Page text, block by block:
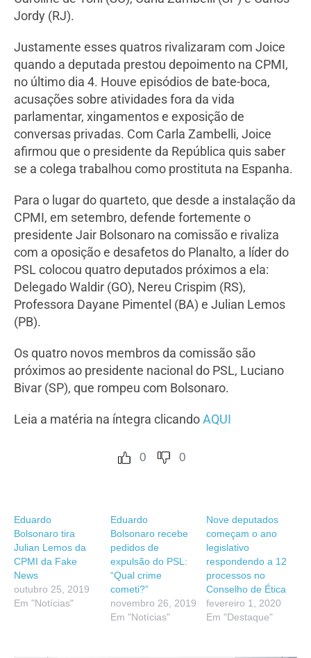
Jordy (RJ).
Justamente esses quatros rivalizaram com Joice
quando a deputada prestou depoimento na CPMI,
no último dia 4. Houve episódios de bate-boca,
acusações sobre atividades fora da vida
parlamentar, xingamentos e exposição de
conversas privadas. Com Carla Zambelli, Joice
afirmou que o presidente da República quis saber
se a colega trabalhou como prostituta na Espanha.
Para o lugar do quarteto, que desde a instalação da
CPMI, em setembro, defende fortemente o
presidente Jair Bolsonaro na comissão e rivaliza
com a oposição e desafetos do Planalto, a líder do
PSL colocou quatro deputados próximos a ela:
Delegado Waldir (GO), Nereu Crispim (RS),
Professora Dayane Pimentel (BA) e Julian Lemos
(PB).
Os quatro novos membros da comissão são
próximos ao presidente nacional do PSL, Luciano
Bivar (SP), que rompeu com Bolsonaro.
Leia a matéria na íntegra clicandoAQUI
0 0
Eduardo
Bolsonaro tira
Julian Lemos da
CPMI da Fake
News
outubro 25, 2019
Em "Notícias"
Eduardo
Bolsonaro recebe
pedidos de
expulsão do PSL:
“Qual crime
cometi?”
novembro 26, 2019
Em "Notícias"
Nove deputados
começam o ano
legislativo
respondendo a 12
processos no
Conselho de Ética
fevereiro 1, 2020
Em "Destaque"